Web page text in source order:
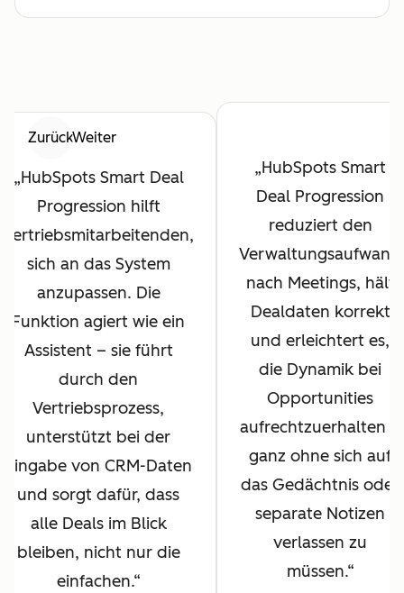
ZurückWeiter
HubSpots Smart Deal
Progression hilft
Vertriebsmitarbeitenden,
sich an das System
anzupassen. Die
Funktion agiert wie ein
Assistent – sie führt
durch den
Vertriebsprozess,
unterstützt bei der
Eingabe von CRM-Daten
und sorgt dafür, dass
alle Deals im Blick
bleiben, nicht nur die
einfachen.
HubSpots Smart
Deal Progression
reduziert den
Verwaltungsaufwand
nach Meetings, hält
Dealdaten korrekt
und erleichtert es,
die Dynamik bei
Opportunities
aufrechtzuerhalten –
ganz ohne sich auf
das Gedächtnis oder
separate Notizen
verlassen zu
müssen.